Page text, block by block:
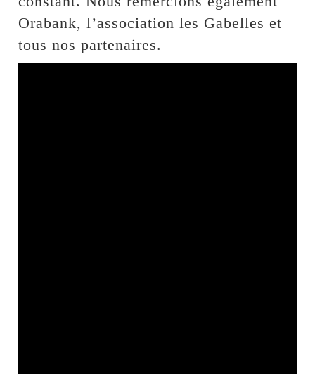
Orabank, l’association les Gabelles et
tous nos partenaires.